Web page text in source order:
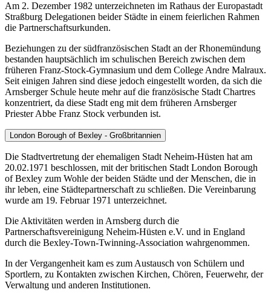
Am 2. Dezember 1982 unterzeichneten im Rathaus der Europastadt
Straßburg Delegationen beider Städte in einem feierlichen Rahmen
die Partnerschaftsurkunden.
Beziehungen zu der südfranzösischen Stadt an der Rhonemündung
bestanden hauptsächlich im schulischen Bereich zwischen dem
früheren Franz-Stock-Gymnasium und dem College Andre Malraux.
Seit einigen Jahren sind diese jedoch eingestellt worden, da sich die
Arnsberger Schule heute mehr auf die französische Stadt Chartres
konzentriert, da diese Stadt eng mit dem früheren Arnsberger
Priester Abbe Franz Stock verbunden ist.
London Borough of Bexley - Großbritannien
Die Stadtvertretung der ehemaligen Stadt Neheim-Hüsten hat am
20.02.1971 beschlossen, mit der britischen Stadt London Borough
of Bexley zum Wohle der beiden Städte und der Menschen, die in
ihr leben, eine Städtepartnerschaft zu schließen. Die Vereinbarung
wurde am 19. Februar 1971 unterzeichnet.
Die Aktivitäten werden in Arnsberg durch die
Partnerschaftsvereinigung Neheim-Hüsten e.V. und in England
durch die Bexley-Town-Twinning-Association wahrgenommen.
In der Vergangenheit kam es zum Austausch von Schülern und
Sportlern, zu Kontakten zwischen Kirchen, Chören, Feuerwehr, der
Verwaltung und anderen Institutionen.